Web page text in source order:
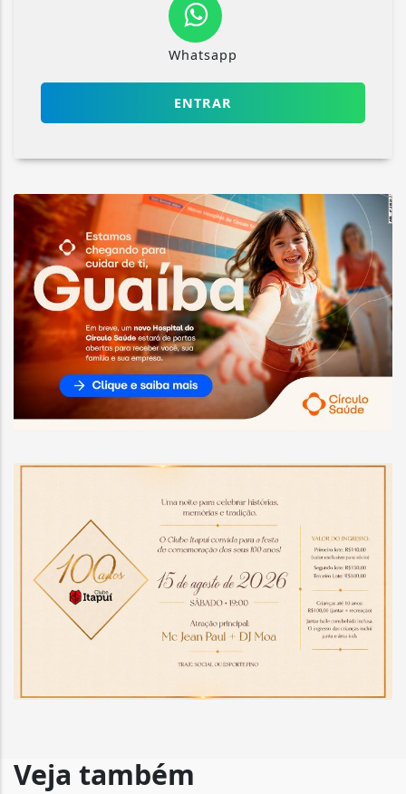
Whatsapp
ENTRAR
Veja também